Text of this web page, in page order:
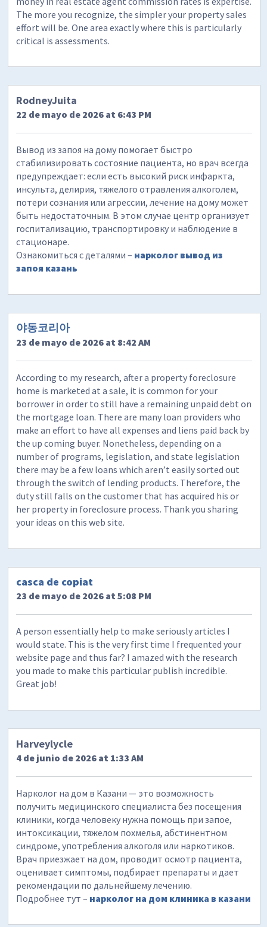
The more you recognize, the simpler your property sales
effort will be. One area exactly where this is particularly
critical is assessments.
RodneyJuita
22 de mayo de 2026 at 6:43 PM
Вывод из запоя на дому помогает быстро
стабилизировать состояние пациента, но врач всегда
предупреждает: если есть высокий риск инфаркта,
инсульта, делирия, тяжелого отравления алкоголем,
потери сознания или агрессии, лечение на дому может
быть недостаточным. В этом случае центр организует
госпитализацию, транспортировку и наблюдение в
стационаре.
Ознакомиться с деталями – нарколог вывод из
запоя казань
야동코리아
23 de mayo de 2026 at 8:42 AM
According to my research, after a property foreclosure
home is marketed at a sale, it is common for your
borrower in order to still have a remaining unpaid debt on
the mortgage loan. There are many loan providers who
make an effort to have all expenses and liens paid back by
the up coming buyer. Nonetheless, depending on a
number of programs, legislation, and state legislation
there may be a few loans which aren’t easily sorted out
through the switch of lending products. Therefore, the
duty still falls on the customer that has acquired his or
her property in foreclosure process. Thank you sharing
your ideas on this web site.
casca de copiat
23 de mayo de 2026 at 5:08 PM
A person essentially help to make seriously articles I
would state. This is the very first time I frequented your
website page and thus far? I amazed with the research
you made to make this particular publish incredible.
Great job!
Harveylycle
4 de junio de 2026 at 1:33 AM
Нарколог на дом в Казани — это возможность
получить медицинского специалиста без посещения
клиники, когда человеку нужна помощь при запое,
интоксикации, тяжелом похмелья, абстинентном
синдроме, употребления алкоголя или наркотиков.
Врач приезжает на дом, проводит осмотр пациента,
оценивает симптомы, подбирает препараты и дает
рекомендации по дальнейшему лечению.
Подробнее тут – нарколог на дом клиника в казани